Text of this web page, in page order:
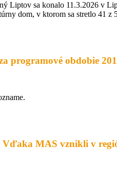
Liptov sa konalo 11.3.2026 v
dom, v ktorom sa stretlo 41 z
obdobie
MAS vznikli v